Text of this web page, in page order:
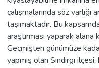
çalışmalarında söz varlığı
taşımaktadır. Bu
araştırması yaparak
Geçmişten günümüze
yapmış olan Sındırgı ilçesi,